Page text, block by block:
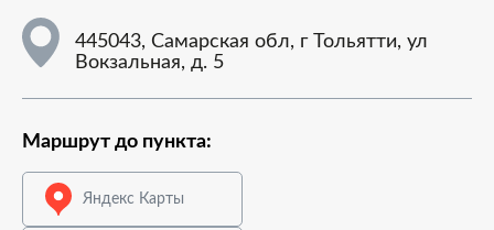
445043, Самарская обл, г Тольятти, ул
Вокзальная, д. 5
Маршрут до пункта:
Яндекс Карты